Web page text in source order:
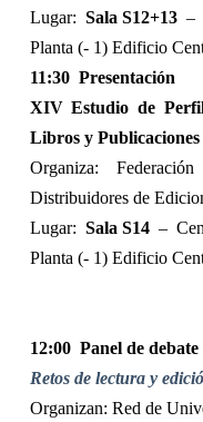
Lugar: Sala S12+13 –
Planta (- 1) Edificio
11:30 Presentación
XIV Estudio de
Libros y Publicaciones
Organiza:
Distribuidores de
Lugar: Sala S14 –
Planta (- 1) Edificio
12:00 Panel de debate
Retos de lectura y
Organizan: Red de